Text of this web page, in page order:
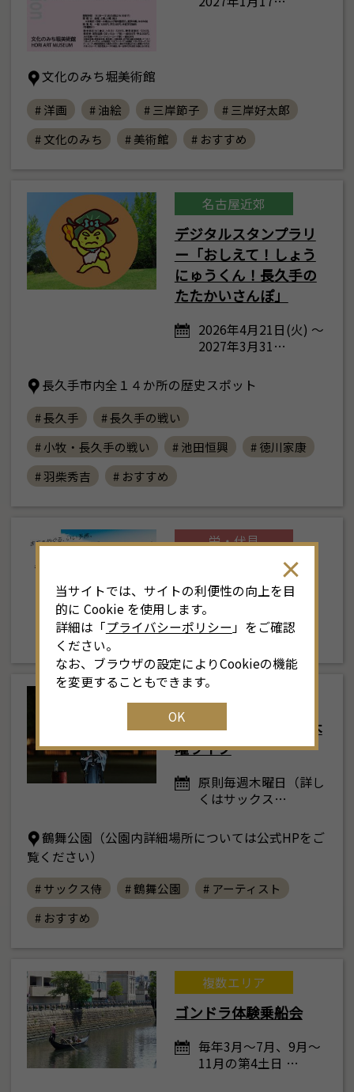
日 月 火 水 木 金
土
1
2 3 4 5
9 10
16 17 18 19 20
26
30 31 1 2 3
文化のみち堀美術館
# 洋画 # 油絵 # 三岸節子
# 三岸好太郎
# 文化のみち
# 美術館 # おすすめ
名古屋近郊
デジタルスタンプラリ
ー「おしえて！しょう
にゅうくん！長久手の
たたかいさんぽ」
2026年4月21日(火) ～
2027年3月31…
長久手市内全１４か所の歴史スポット
# 長久手
# 長久手の戦い
# 小牧・長久手の戦い
# 池田恒興
# 徳川家康
# 羽柴秀吉
# おすすめ
栄・伏見
★毎週、金、土、日、
月、運行中（火…
サックス侍 鶴舞公園 木
曜ライブ
原則毎週木曜日（詳し
くはサックス…
鶴舞公園（公園内詳細場所については公式HPをご
覧ください）
# サックス侍 # 鶴舞公園
# アーティスト
# おすすめ
複数エリア
ゴンドラ体験乗船会
毎年3月～7月、9月～
11月の第4土日 …
当サイトでは、サイトの利便性の向上を目
的に Cookie を使用します。
詳細は「プライバシーポリシー 」をご確認
ください。
なお、ブラウザの設定によりCookieの機能
を変更することもできます。
OK